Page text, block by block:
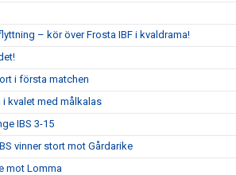
– kör över Frosta IBF i kvaldrama!
i första matchen
kvalet med målkalas
IBS 3-15
vinner stort mot Gårdarike
mot Lomma